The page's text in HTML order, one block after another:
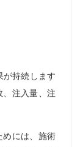
が持続します
注入量、注
めには、施術